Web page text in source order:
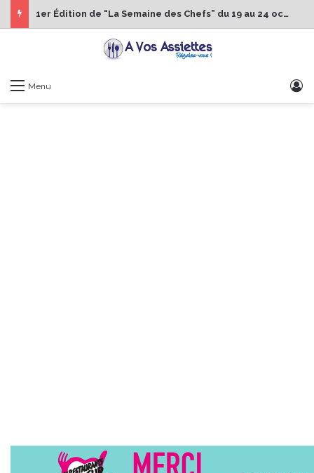
1er Édition de “La Semaine des Chefs” du 19 au 24 octobre 2026
Menu